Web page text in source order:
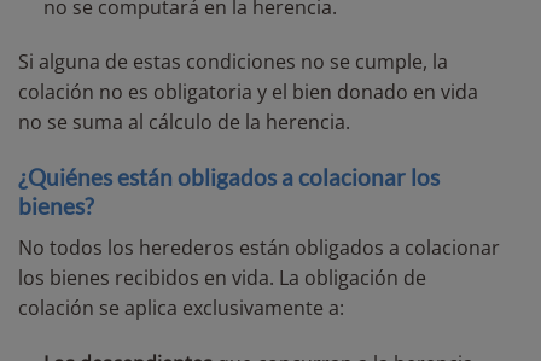
no se computará en la herencia.
Si alguna de estas condiciones no se cumple, la
colación no es obligatoria y el bien donado en vida
no se suma al cálculo de la herencia.
¿Quiénes están obligados a colacionar los
bienes?
No todos los herederos están obligados a colacionar
los bienes recibidos en vida. La obligación de
colación se aplica exclusivamente a: